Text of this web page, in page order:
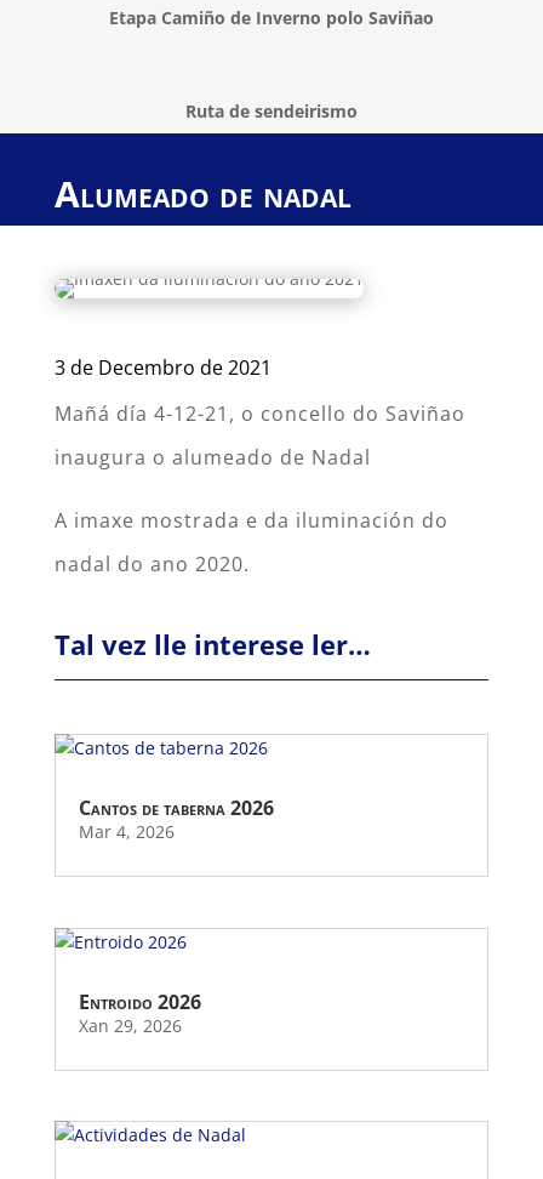
Etapa Camiño de Inverno polo Saviñao
Ruta de sendeirismo
Alumeado de nadal
3 de Decembro de 2021
Mañá día 4-12-21, o concello do Saviñao
inaugura o alumeado de Nadal
A imaxe mostrada e da iluminación do
nadal do ano 2020.
Tal vez lle interese ler…
Cantos de taberna 2026
Mar 4, 2026
Entroido 2026
Xan 29, 2026